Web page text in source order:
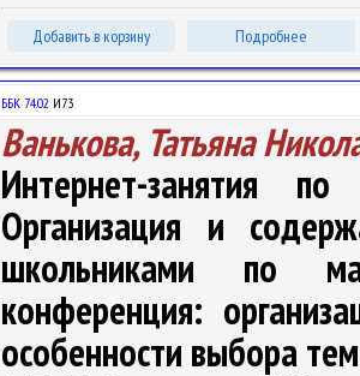
Добавить в корзину Подробнее
ББК 74.02 И73
Ванькова, Татьяна
Интернет-занятия
Организация и
школьниками по
конференция:
особенности выбора